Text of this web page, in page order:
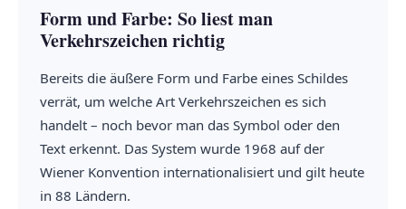
Form und Farbe: So liest man
Verkehrszeichen richtig
Bereits die äußere Form und Farbe eines Schildes
verrät, um welche Art Verkehrszeichen es sich
handelt – noch bevor man das Symbol oder den
Text erkennt. Das System wurde 1968 auf der
Wiener Konvention internationalisiert und gilt heute
in 88 Ländern.